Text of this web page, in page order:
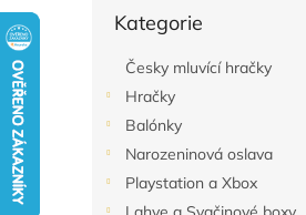
kategorie
Kategorie
Česky mluvící hračky
Hračky
Balónky
Narozeninová oslava
Playstation a Xbox